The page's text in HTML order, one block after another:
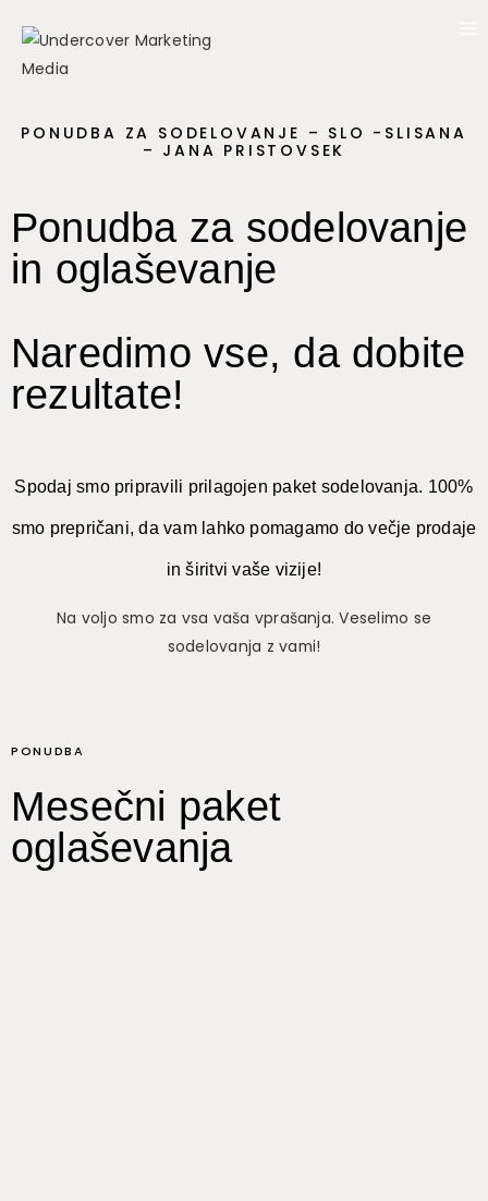
PONUDBA ZA SODELOVANJE – SLO -SLISANA
– JANA PRISTOVSEK
Ponudba za sodelovanje
in oglaševanje
Naredimo vse, da dobite
rezultate!
Spodaj smo pripravili prilagojen paket sodelovanja. 100%
smo prepričani, da vam lahko pomagamo do večje prodaje
in širitvi vaše vizije!
Na voljo smo za vsa vaša vprašanja. Veselimo se
sodelovanja z vami!
PONUDBA
Mesečni paket
oglaševanja